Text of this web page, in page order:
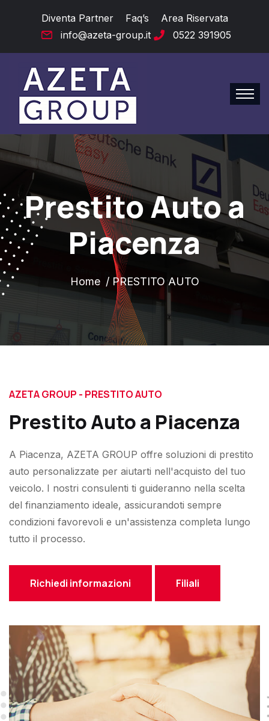
Diventa Partner Faq’s
Area Riservata
info@azeta-group.it
0522 391905
Prestito Auto a
Piacenza
Home PRESTITO AUTO
AZETA GROUP - PRESTITO AUTO
Prestito Auto a Piacenza
A Piacenza, AZETA GROUP offre soluzioni di prestito
auto personalizzate per aiutarti nell'acquisto del tuo
veicolo. I nostri consulenti ti guideranno nella scelta
del finanziamento ideale, assicurandoti sempre
condizioni favorevoli e un'assistenza completa lungo
tutto il processo.
Richiedi informazioni Filiali